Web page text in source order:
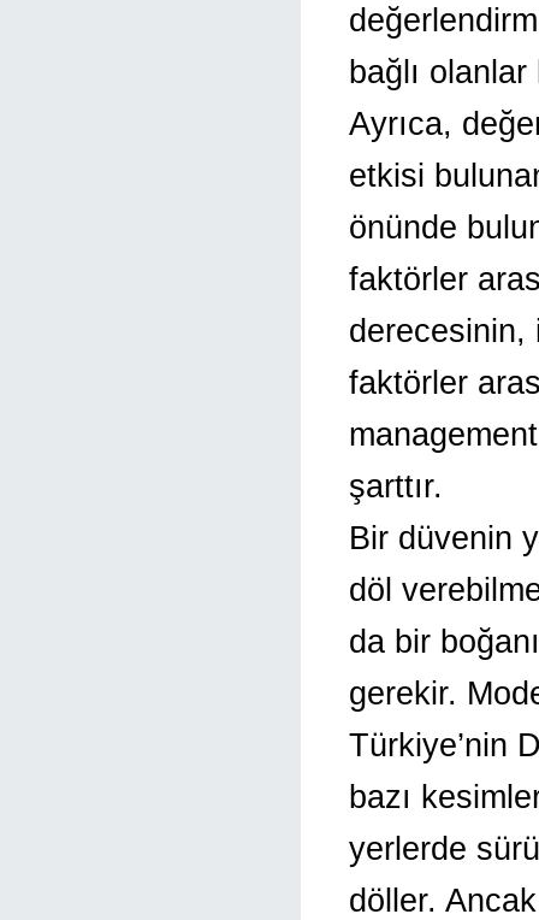
bağlı
Ayrıca,
etkisi
önünde
faktörler
derecesinin,
faktörler
şarttır.
Bir düvenin
döl
da bir
gerekir.
Türkiye’nin
bazı
yerlerde
döller.